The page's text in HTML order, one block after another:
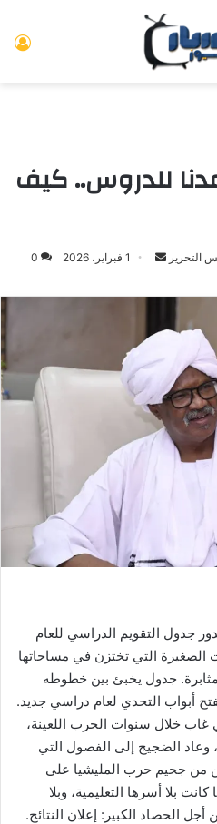
للدروس.. كيف
التحرير
أرسل
إلكترونيا
1 فبراير، 2026 0
جدول التقويم الدراسي للعام
الصغيرة التي تختزن في مساحاتها
جدول يخبئ بين خطوطه
أبواب التحدي لعام دراسي جديد.
غاب خلال سنوات الحرب اللعينة،
وعاد الضجيج إلى الفصول التي
من جحيم حرب المليشيا على
بلا أسرها التعليمية، وبلا
الحصاد الكبير: إعلان النتائج.